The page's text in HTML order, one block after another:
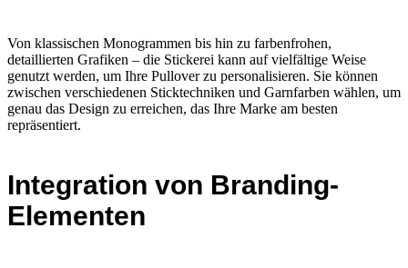
Von klassischen Monogrammen bis hin zu farbenfrohen,
detaillierten Grafiken – die Stickerei kann auf vielfältige Weise
genutzt werden, um Ihre Pullover zu personalisieren. Sie können
zwischen verschiedenen Sticktechniken und Garnfarben wählen, um
genau das Design zu erreichen, das Ihre Marke am besten
repräsentiert.
Integration von Branding-
Elementen